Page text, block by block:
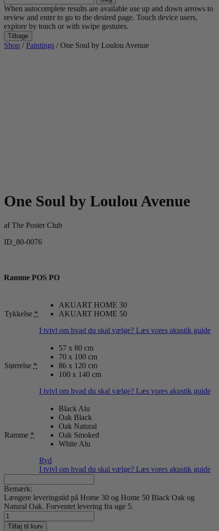
efter:
When autocomplete results are available use up and down arrows to
review and enter to go to the desired page. Touch device users,
explore by touch or with swipe gestures.
Tilbage
Shop /Paintings / One Soul by Loulou Avenue
One Soul by Loulou Avenue
afThe Poster Club
ID_80-0076
Ramme POS PO
Tykkelse *
AKUART HOME 30
AKUART HOME 50
I tvivl om hvad du skal vælge? Læs vores akustik guide
Størrelse *
57 x 80 cm
70 x 100 cm
86 x 120 cm
100 x 140 cm
I tvivl om hvad du skal vælge? Læs vores akustik guide
Ramme *
Black Alu
Oak Black
Oak Natural
Oak Smoked
White Alu
Ryd
I tvivl om hvad du skal vælge? Læs vores akustik guide
Bemærk:
Længere leveringstid på Home 30 og Home 50 Black Oak og
Natural Oak. Forventet levering fra uge 5.
One
Soul
Tilføj til kurv